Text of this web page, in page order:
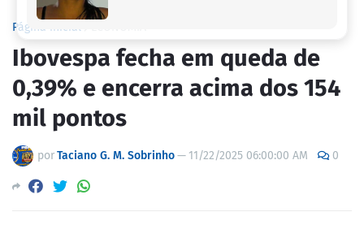
Página inicial
Ibovespa fecha em queda de
0,39% e encerra acima dos 154
mil pontos
porTaciano G. M. Sobrinho— 11/22/2025 06:00:00 AM 0